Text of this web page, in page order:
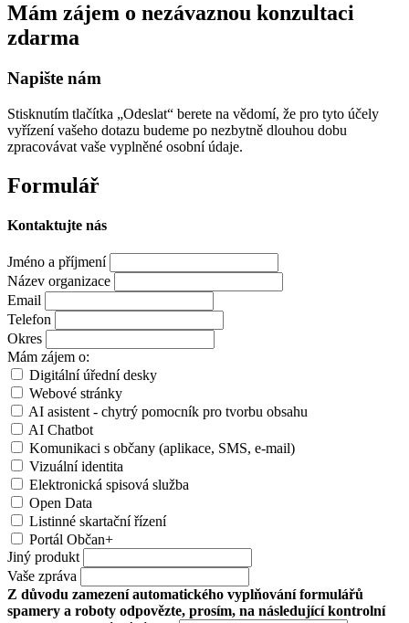
Mám zájem o nezávaznou konzultaci
zdarma
Napište nám
Stisknutím tlačítka „Odeslat“ berete na vědomí, že pro tyto účely
vyřízení vašeho dotazu budeme po nezbytně dlouhou dobu
zpracovávat vaše vyplněné osobní údaje.
Formulář
Kontaktujte nás
Jméno a příjmení
Název organizace
Email
Telefon
Okres
Mám zájem o:
Digitální úřední desky
Webové stránky
AI asistent - chytrý pomocník pro tvorbu obsahu
AI Chatbot
Komunikaci s občany (aplikace, SMS, e-mail)
Vizuální identita
Elektronická spisová služba
Open Data
Listinné skartační řízení
Portál Občan+
Jiný produkt
Vaše zpráva
Z důvodu zamezení automatického vyplňování formulářů
spamery a roboty odpovězte, prosím, na následující kontrolní